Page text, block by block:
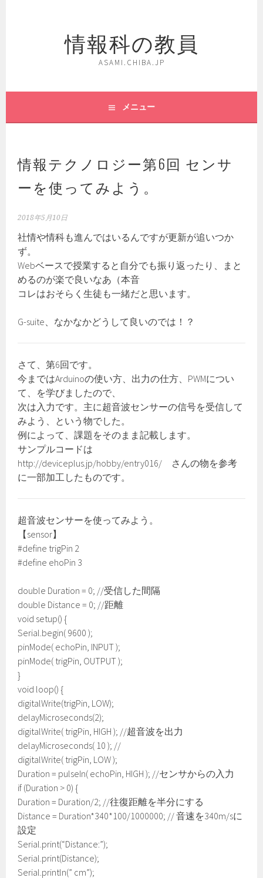
ス
ッ
情報科の教員
ASAMI.CHIBA.JP
メニュー
情報テクノロジー第6回 センサ
ーを使ってみよう。
2018年5月10日
社情や情科も進んではいるんですが更新が追いつか
ず。
Webベースで授業すると自分でも振り返ったり、まと
めるのが楽で良いなあ（本音
コレはおそらく生徒も一緒だと思います。
G-suite、なかなかどうして良いのでは！？
さて、第6回です。
今まではArduinoの使い方、出力の仕方、PWMについ
て、を学びましたので、
次は入力です。主に超音波センサーの信号を受信して
みよう、という物でした。
例によって、課題をそのまま記載します。
サンプルコードは
http://deviceplus.jp/hobby/entry016/ さんの物を参考
に一部加工したものです。
超音波センサーを使ってみよう。
【sensor】
#define trigPin 2
#define ehoPin 3
double Duration = 0; //受信した間隔
double Distance = 0; //距離
void setup() {
Serial.begin( 9600 );
pinMode( echoPin, INPUT );
pinMode( trigPin, OUTPUT );
}
void loop() {
digitalWrite(trigPin, LOW);
delayMicroseconds(2);
digitalWrite( trigPin, HIGH ); //超音波を出力
delayMicroseconds( 10 ); //
digitalWrite( trigPin, LOW );
Duration = pulseIn( echoPin, HIGH ); //センサからの入力
if (Duration > 0) {
Duration = Duration/2; //往復距離を半分にする
Distance = Duration*340*100/1000000; // 音速を340m/sに
設定
Serial.print(“Distance:”);
Serial.print(Distance);
Serial.println(” cm”);